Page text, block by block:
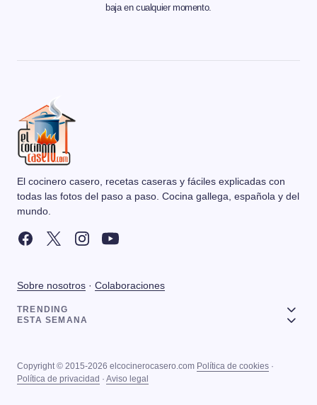
baja en cualquier momento.
El cocinero casero, recetas caseras y fáciles explicadas con
todas las fotos del paso a paso. Cocina gallega, española y del
mundo.
Sobre nosotros · Colaboraciones
TRENDING
ESTA SEMANA
Copyright © 2015-2026 elcocinerocasero.com Política de cookies ·
Política de privacidad · Aviso legal